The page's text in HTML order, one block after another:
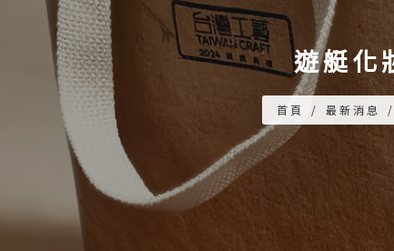
遊艇化
首頁 / 最新消息 /